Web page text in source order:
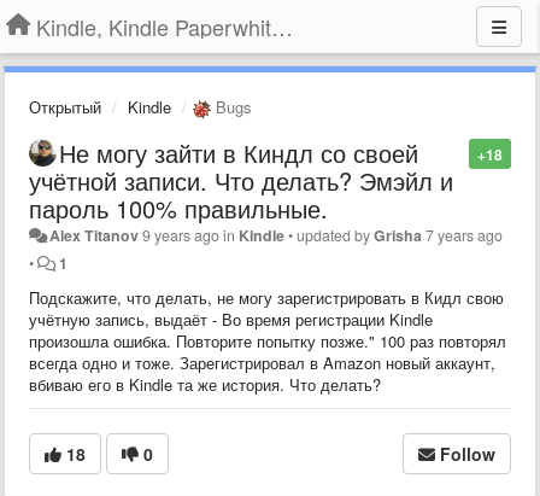
Kindle, Kindle Paperwhite, Kindle Voyage
Открытый Kindle Bugs
+18
Не могу зайти в Киндл со своей
учётной записи. Что делать? Эмэйл и
пароль 100% правильные.
Alex Titanov9 years agoin Kindle•updated byGrisha 7 years ago
•
1
Подскажите, что делать, не могу зарегистрировать в Кидл свою
учётную запись, выдаёт - Во время регистрации Kindle
произошла ошибка. Повторите попытку позже." 100 раз повторял
всегда одно и тоже. Зарегистрировал в Amazon новый аккаунт,
вбиваю его в Kindle та же история. Что делать?
18 0 Follow